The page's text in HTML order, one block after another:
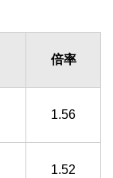
倍率
1.56
1.52